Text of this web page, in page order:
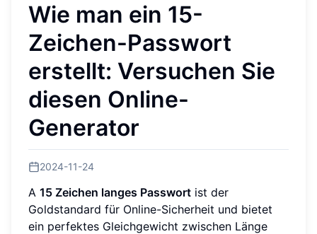
Wie man ein 15-
Zeichen-Passwort
erstellt: Versuchen Sie
diesen Online-
Generator
2024-11-24
A 15 Zeichen langes Passwort ist der
Goldstandard für Online-Sicherheit und bietet
ein perfektes Gleichgewicht zwischen Länge